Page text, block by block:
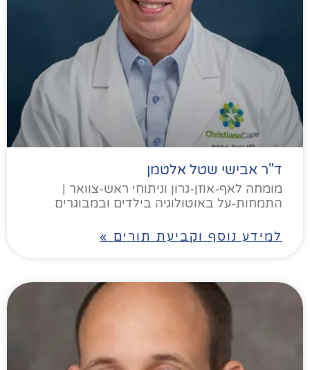
ד"ר אבישי שטל אלטמן
מומחה לאף-אוזן-גרון וניתוחי ראש-צוואר |
התמחות-על באוטולוגיה בילדים ובמבוגרים
למידע נוסף וקביעת תורים »